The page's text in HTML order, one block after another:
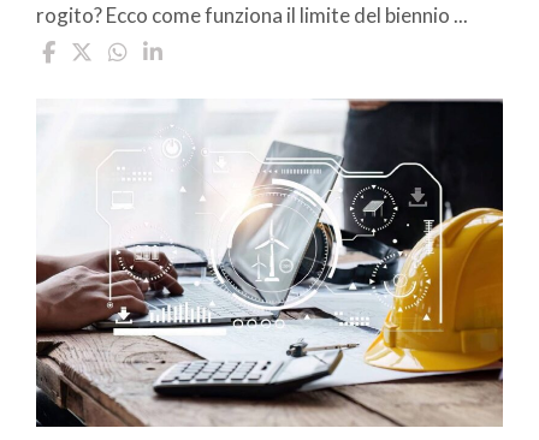
rogito? Ecco come funziona il limite del biennio ...